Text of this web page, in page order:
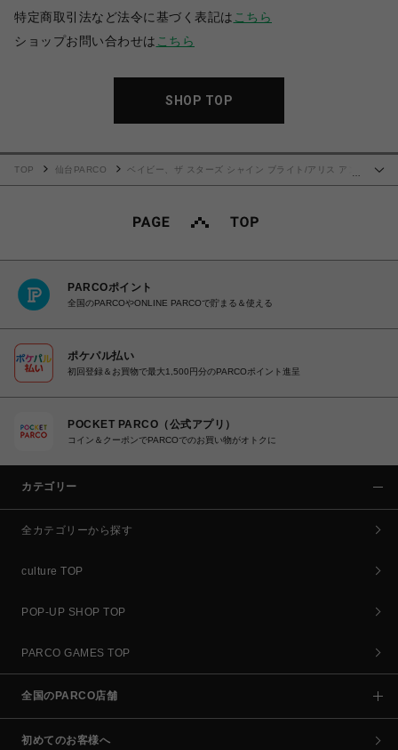
特定商取引法など法令に基づく表記は こちら
ショップお問い合わせは こちら
SHOP TOP
…
TOP 仙台PARCO
ベイビー、ザ スターズ シャイン ブライト/アリス アン
PARCOポイント
全国のPARCOやONLINE PARCOで貯まる＆使える
ポケパル払い
初回登録＆お買物で最大1,500円分のPARCOポイント進呈
POCKET PARCO（公式アプリ）
コイン＆クーポンでPARCOでのお買い物がオトクに
カテゴリー
全カテゴリーから探す
culture TOP
POP-UP SHOP TOP
PARCO GAMES TOP
全国のPARCO店舗
初めてのお客様へ